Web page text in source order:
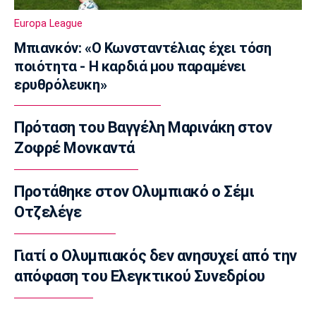
Πυραυλική επίθεση της Ρωσίας στο γήπεδο
της Τσερνομόρετς
22:58
EuroLeague
Ενδιαφέρον της Μάλαγα για Μπόλομποϊ
22:52
Στίβος
Παγκόσμιο Κ20: Πανελλήνιο ρεκόρ η
Μπακογιάννη, στον τελικό της σφυροβολίας
22:49
Super League 1
Αστέρας Τρίπολης: Εύκολη νίκη με 2-0 επί
του Πύργου
22:47
Europa League
Μπιανκόν: «Ο Κωνσταντέλιας έχει τόση
ποιότητα - Η καρδιά μου παραμένει
ερυθρόλευκη»
Πρόταση του Βαγγέλη Μαρινάκη στον
Ζοφρέ Μονκαντά
Προτάθηκε στον Ολυμπιακό ο Σέμι
Οτζελέγε
Γιατί ο Ολυμπιακός δεν ανησυχεί από την
απόφαση του Ελεγκτικού Συνεδρίου